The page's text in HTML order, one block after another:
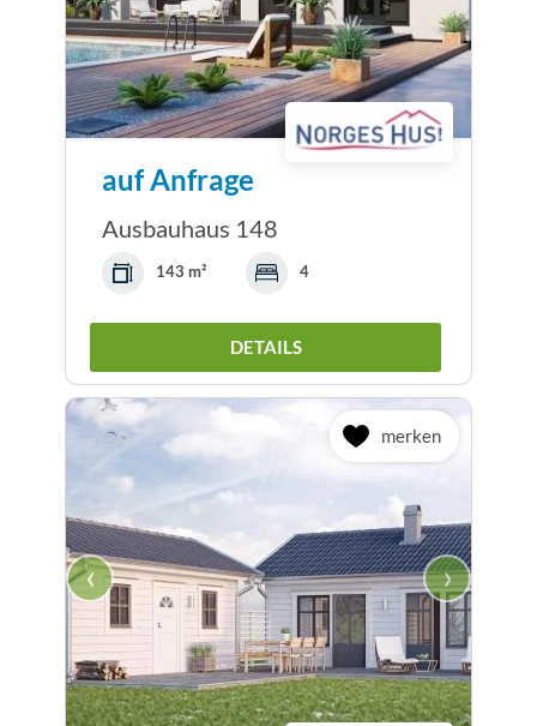
auf Anfrage
Ausbauhaus 148
143 m² 4
DETAILS
merken
‹ ›